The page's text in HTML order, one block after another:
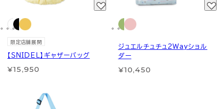
限定店舗展開
【SNIDEL】ギャザーバッグ
¥15,950
ジュエルチュチュ2Wayショル
ダー
¥10,450